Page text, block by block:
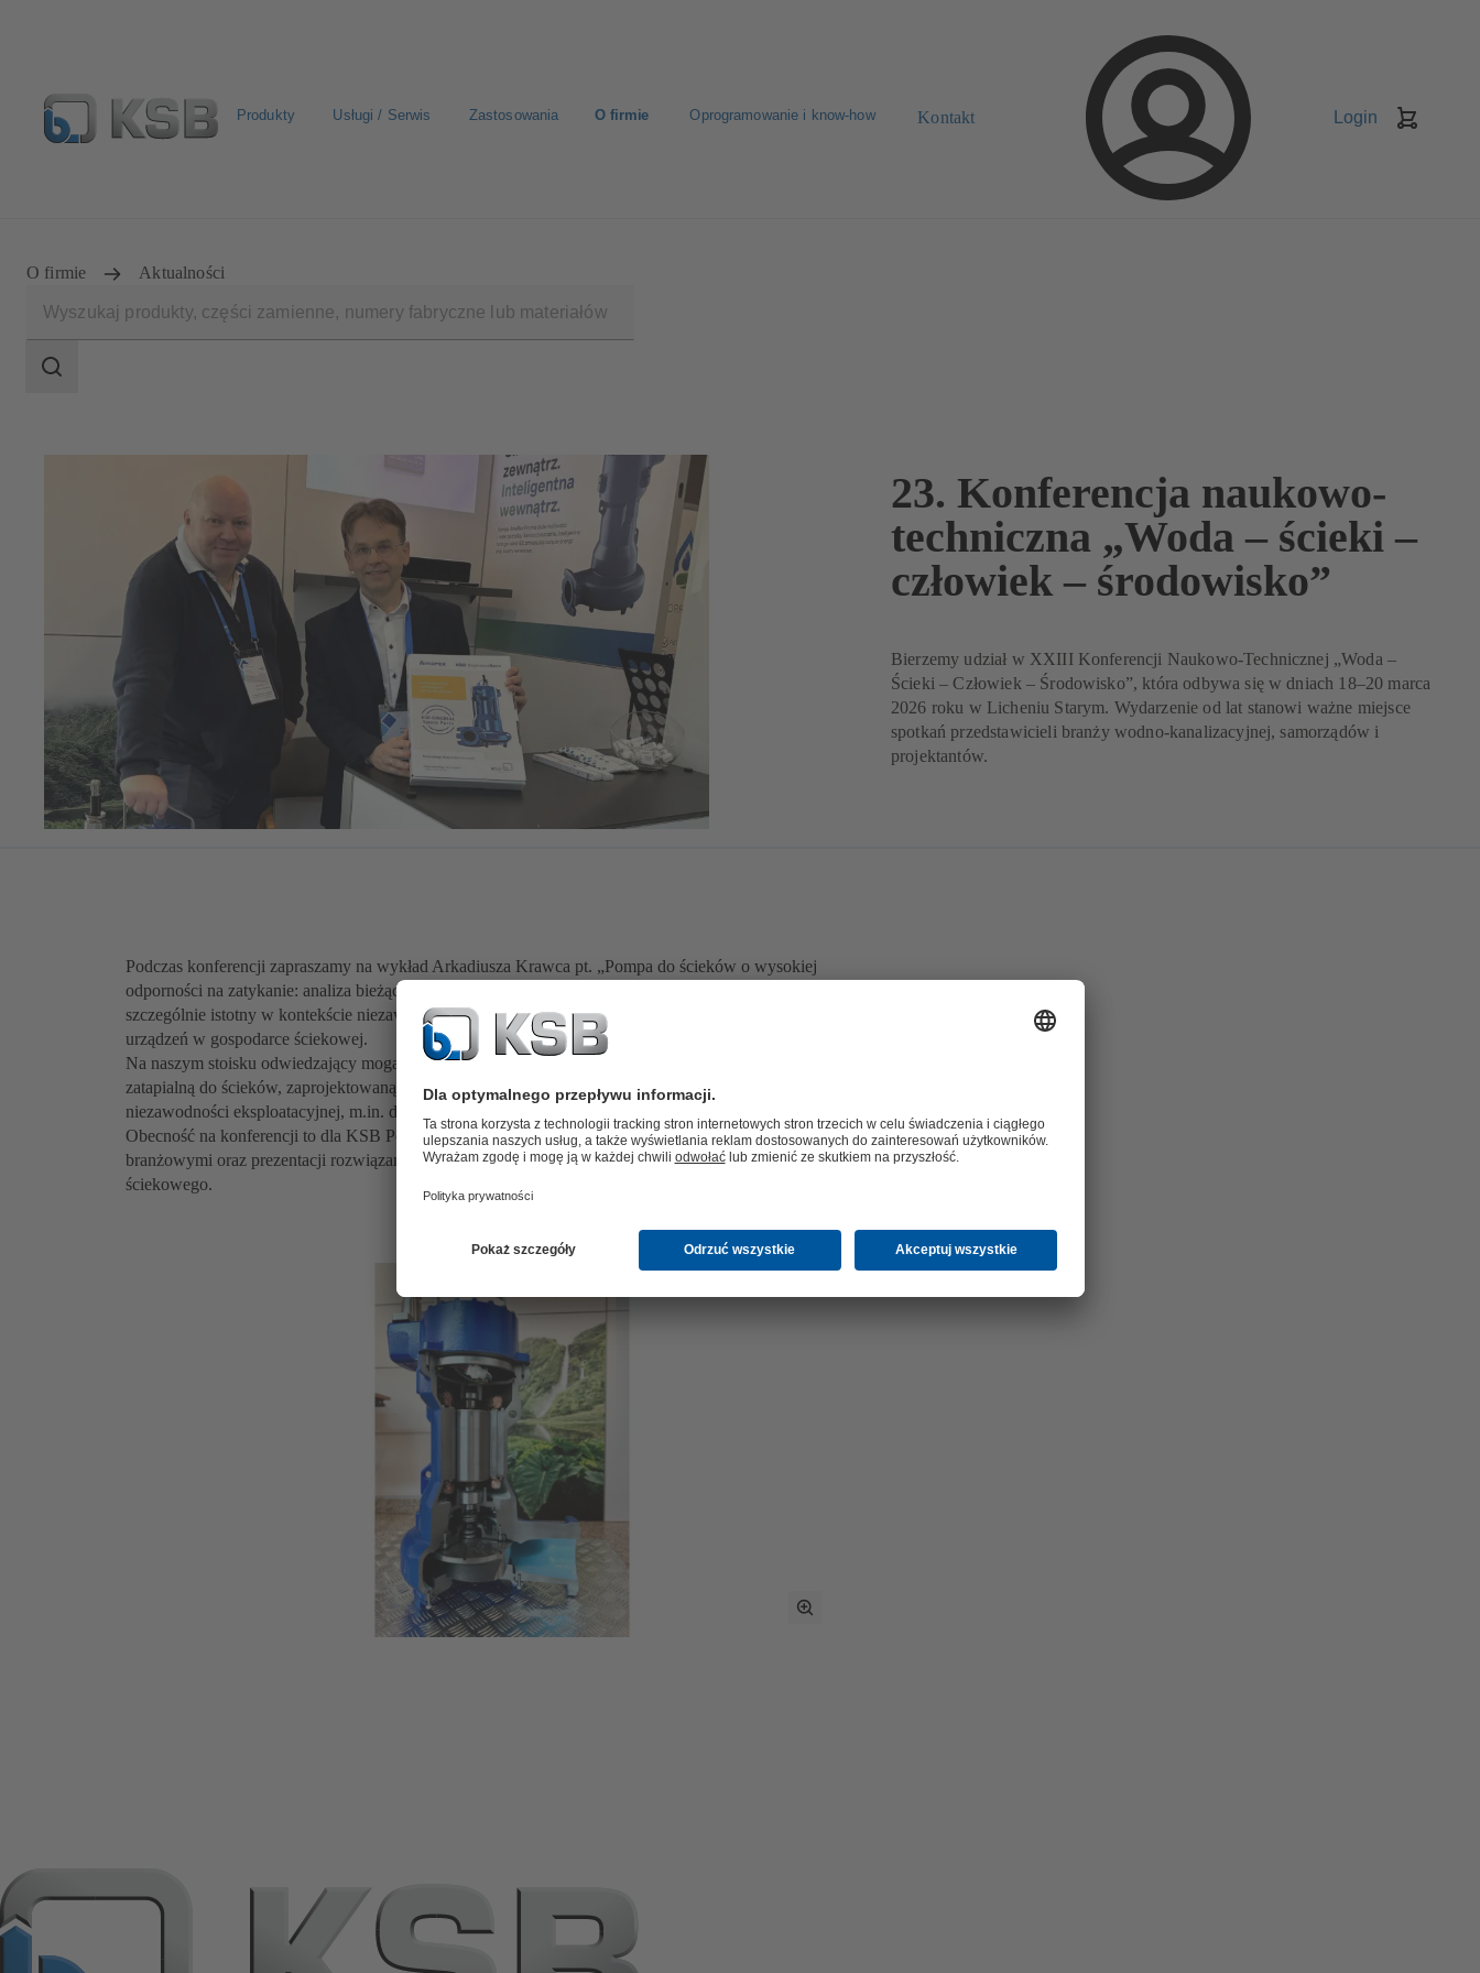
Produkty Usługi / Serwis Zastosowania O firmie Oprogramowanie i know-how Kontakt Login
O firmie Aktualności
wyszukiwania
Zakres
23. Konferencja naukowo-
techniczna „Woda – ścieki –
człowiek – środowisko”
Bierzemy udział w XXIII Konferencji Naukowo-Technicznej „Woda –
Ścieki – Człowiek – Środowisko”, która odbywa się w dniach 18–20 marca
2026 roku w Licheniu Starym. Wydarzenie od lat stanowi ważne miejsce
spotkań przedstawicieli branży wodno-kanalizacyjnej, samorządów i
projektantów.
Podczas konferencji zapraszamy na wykład Arkadiusza Krawca pt. „Pompa do ścieków o wysokiej
odporności na zatykanie: analiza bieżących standardów konstrukcyjnych i kierunków rozwoju”. To temat
szczególnie istotny w kontekście niezawodności, efektywności i nowoczesnego podejścia do eksploatacji
urządzeń w gospodarce ściekowej.
Na naszym stoisku odwiedzający mogą również zobaczyć model AmaRex Pro — nowoczesną pompę
zatapialną do ścieków, zaprojektowaną z myślą o wysokiej efektywności, czystszej pracy i większej
niezawodności eksploatacyjnej, m.in. dzięki funkcji samoczyszczenia.
Obecność na konferencji to dla KSB Polska okazja do wymiany doświadczeń, rozmów z partnerami
branżowymi oraz prezentacji rozwiązań odpowiadających na aktualne wyzwania sektora wodno-
ściekowego.
Toggle